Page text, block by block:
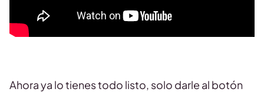
Ahora ya lo tienes todo listo, solo darle al botón